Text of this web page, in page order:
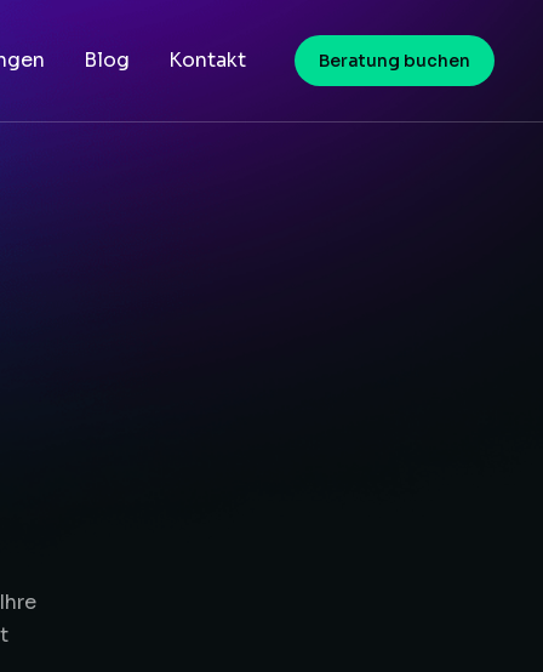
Blog Kontakt Beratung buchen